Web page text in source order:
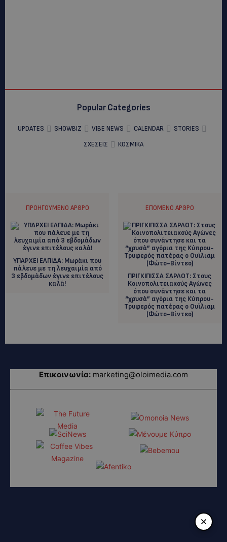
Popular Categories
UPDATES SHOWBIZ VIBE NEWS CALENDAR
STORIES
ΣΧΕΣΕΙΣ
ΚΟΣΜΙΚΑ
ΠΡΟΗΓΟΎΜΕΝΟ ΆΡΘΡΟ
ΥΠΑΡΧΕΙ ΕΛΠΙΔΑ: Mωράκι που
πάλευε με τη λευχαιμία από
3 εβδομάδων έγινε επιτέλους
καλά!
ΕΠΌΜΕΝΟ ΆΡΘΡΟ
ΠΡΙΓΚΙΠΙΣΣΑ ΣΑΡΛΟΤ: Στους
Κοινοπολιτειακούς Αγώνες
όπου συνάντησε και τα
“χρυσά” αγόρια της Κύπρου-
Tρυφερός πατέρας ο Ουϊλιαμ
(Φώτο-Βίντεο)
Επικοινωνία: marketing@oloimedia.com